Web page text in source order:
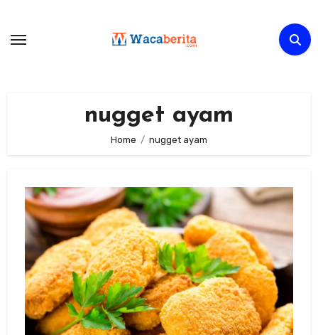
content
nugget ayam
Home nugget ayam